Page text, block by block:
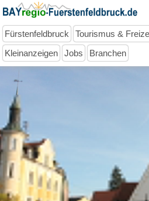
Fürstenfeldbruck Tourismus &
Kleinanzeigen
Jobs Branchen